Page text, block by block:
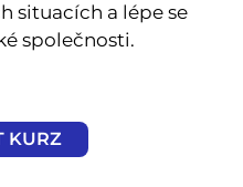
situacích a lépe se
společnosti.
KURZ